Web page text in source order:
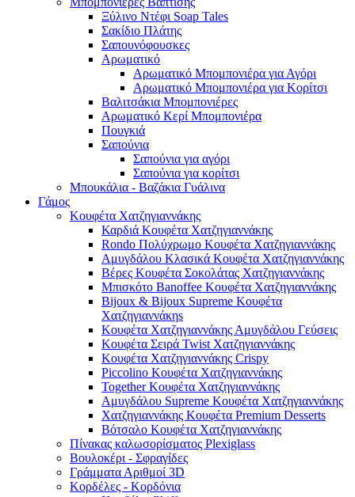
Ξύλινο Ντέφι Soap Tales
Σακίδιο Πλάτης
Σαπουνόφουσκες
Αρωματικό
Αρωματικό Μπομπονιέρα για Αγόρι
Αρωματικό Μπομπονιέρα για Κορίτσι
Βαλιτσάκια Μπομπονιέρες
Αρωματικό Κερί Μπομπονιέρα
Πουγκιά
Σαπούνια
Σαπούνια για αγόρι
Σαπούνια για κορίτσι
Μπουκάλια - Βαζάκια Γυάλινα
Γάμος
Κουφέτα Χατζηγιαννάκης
Καρδιά Κουφέτα Χατζηγιαννάκης
Rondo Πολύχρωμο Κουφέτα Χατζηγιαννάκης
Αμυγδάλου Κλασικά Κουφέτα Χατζηγιαννάκης
Βέρες Κουφέτα Σοκολάτας Χατζηγιαννάκης
Μπισκότο Banoffee Κουφέτα Χατζηγιαννάκης
Bijoux & Bijoux Supreme Κουφέτα
Χατζηγιαννάκηs
Κουφέτα Χατζηγιαννάκης Αμυγδάλου Γεύσεις
Κουφέτα Σειρά Twist Χατζηγιαννάκης
Κουφέτα Χατζηγιαννάκης Crispy
Piccolino Κουφέτα Χατζηγιαννάκης
Together Κουφέτα Χατζηγιαννάκης
Αμυγδάλου Supreme Κουφέτα Χατζηγιαννάκης
Χατζηγιαννάκης Κουφέτα Premium Desserts
Βότσαλο Κουφέτα Χατζηγιαννάκης
Πίνακας καλωσορίσματος Plexiglass
Βουλοκέρι - Σφραγίδες
Γράμματα Αριθμοί 3D
Κορδέλες - Κορδόνια